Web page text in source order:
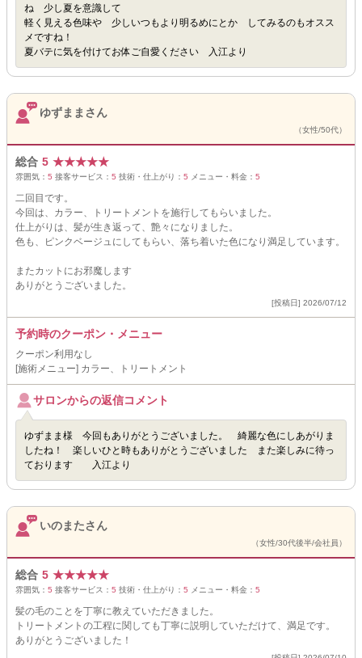
ね 少し夏を意識して
軽く見える色味や 少しいつもより明るめにとか してみるのもオスス
メですね！
夏バテに気を付けてお体ご自愛ください 入江より
ゆずままさん
（女性/50代）
総合 5 ★★★★★
雰囲気： 5 接客サービス： 5 技術・仕上がり： 5 メニュー・料金： 5
二回目です。
今回は、カラー、トリートメントを施行してもらいました。
仕上がりは、髪が生き返って、艶々になりました。
色も、ピンクベージュにしてもらい、落ち着いた色になり満足しています。
またカットにお邪魔します
ありがとうございました。
[投稿日] 2026/07/12
予約時のクーポン・メニュー
クーポン利用なし
[施術メニュー] カラー、トリートメント
サロンからの返信コメント
ゆずまま様 今回もありがとうございました。 綺麗な色にしあがりま
したね！ 楽しいひと時もありがとうございました また楽しみに待っ
ております 入江より
いのまたさん
（女性/30代後半/会社員）
総合 5 ★★★★★
雰囲気： 5 接客サービス： 5 技術・仕上がり： 5 メニュー・料金： 5
髪の毛のことを丁寧に教えていただきました。
トリートメントの工程に関しても丁寧に説明していただけて、満足です。
ありがとうございました！